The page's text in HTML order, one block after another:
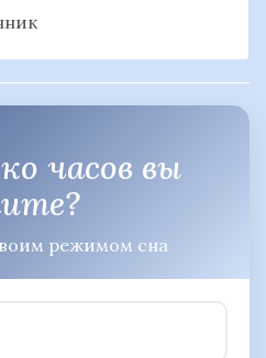
часов вы
режимом сна